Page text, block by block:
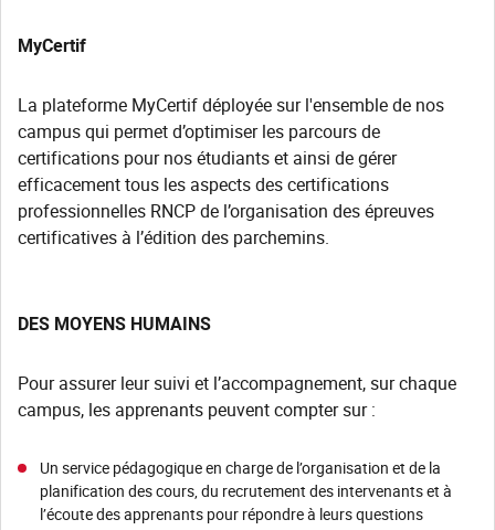
MyCertif
La plateforme MyCertif déployée sur l'ensemble de nos
campus qui permet d’optimiser les parcours de
certifications pour nos étudiants et ainsi de gérer
efficacement tous les aspects des certifications
professionnelles RNCP de l’organisation des épreuves
certificatives à l’édition des parchemins.
DES MOYENS HUMAINS
Pour assurer leur suivi et l’accompagnement, sur chaque
campus, les apprenants peuvent compter sur :
Un service pédagogique en charge de l’organisation et de la
planification des cours, du recrutement des intervenants et à
l’écoute des apprenants pour répondre à leurs questions